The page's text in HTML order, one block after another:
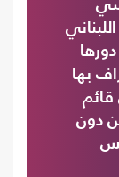
بها
دون